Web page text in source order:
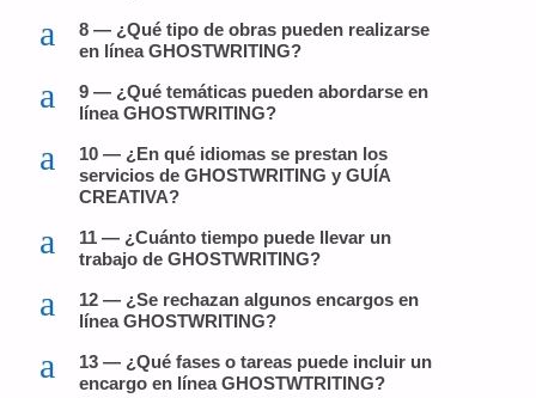
a
8 — ¿Qué tipo de obras pueden realizarse
en línea GHOSTWRITING?
a
9 — ¿Qué temáticas pueden abordarse en
línea GHOSTWRITING?
a
10 — ¿En qué idiomas se prestan los
servicios de GHOSTWRITING y GUÍA
CREATIVA?
a
11 — ¿Cuánto tiempo puede llevar un
trabajo de GHOSTWRITING?
a
12 — ¿Se rechazan algunos encargos en
línea GHOSTWRITING?
a
13 — ¿Qué fases o tareas puede incluir un
encargo en línea GHOSTWTRITING?